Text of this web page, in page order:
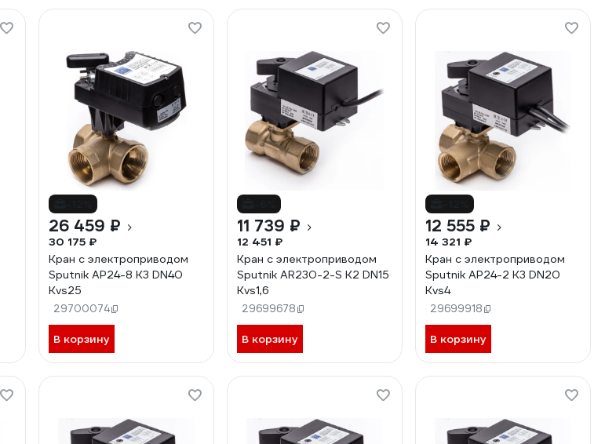
26 459 ₽
30 175 ₽
Кран с электроприводом
Sputnik AP24-8 K3 DN40
Kvs25
29700074
В корзину
11 739 ₽
12 451 ₽
Кран с электроприводом
Sputnik AR230-2-S K2 DN15
Kvs1,6
29699678
В корзину
12 555 ₽
14 321 ₽
Кран с электроприводом
Sputnik AP24-2 K3 DN20
Kvs4
29699918
В корзину